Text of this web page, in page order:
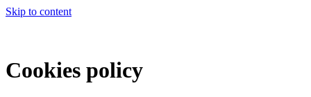
Skip to content
Cookies policy